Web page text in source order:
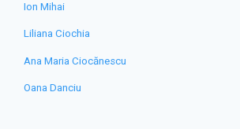
Ion Mihai
Liliana Ciochia
Ana Maria Ciocănescu
Oana Danciu